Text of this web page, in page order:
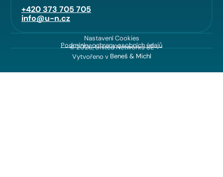
+420 373 705 705
info@u-n.cz
Nastavení Cookies
Podmínky ochrany osobních údajů
© 2026, United Networks SE
Vytvořeno v Beneš & Michl